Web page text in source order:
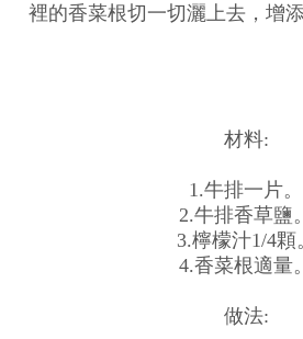
裡的香菜根切一切灑上去，增
材料:
1.牛排一片。
2.牛排香草鹽。
3.檸檬汁1/4顆
4.香菜根適量。
做法: